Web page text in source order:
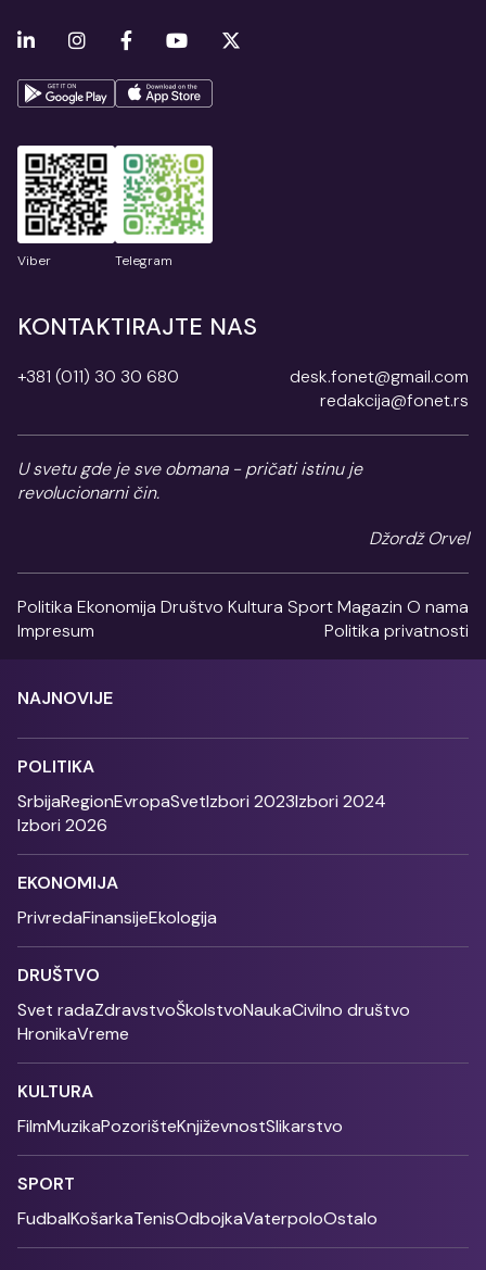
Viber Telegram
KONTAKTIRAJTE NAS
+381 (011) 30 30 680
desk.fonet@gmail.com
redakcija@fonet.rs
U svetu gde je sve obmana - pričati istinu je
revolucionarni čin.
Džordž Orvel
Politika Ekonomija Društvo Kultura SportMagazin O nama
Impresum
Politika privatnosti
NAJNOVIJE
POLITIKA
SrbijaRegionEvropaSvetIzbori 2023Izbori 2024
Izbori 2026
EKONOMIJA
PrivredaFinansijeEkologija
DRUŠTVO
Svet radaZdravstvoŠkolstvoNaukaCivilno društvo
HronikaVreme
KULTURA
FilmMuzikaPozorišteKnjiževnostSlikarstvo
SPORT
FudbalKošarkaTenisOdbojkaVaterpoloOstalo